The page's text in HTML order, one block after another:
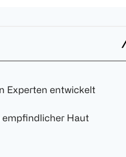
Experten entwickelt
empfindlicher Haut